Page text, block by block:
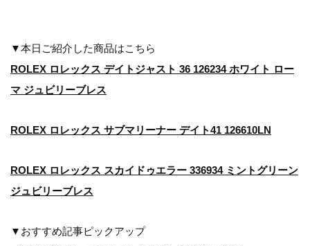
▼本日ご紹介した商品はこちら
ROLEX ロレックス デイトジャスト 36 126234 ホワイト ロー
マ ジュビリーブレス
ROLEX ロレックス サブマリーナー デイト41 126610LN
ROLEX ロレックス スカイドゥエラー 336934 ミントグリーン
ジュビリーブレス
▼おすすめ記事ピックアップ